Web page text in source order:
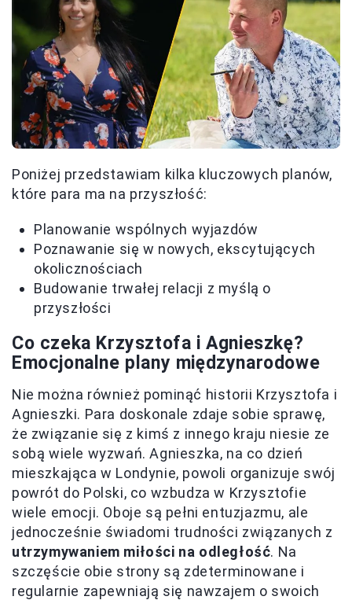
Poniżej przedstawiam kilka kluczowych planów,
które para ma na przyszłość:
Planowanie wspólnych wyjazdów
Poznawanie się w nowych, ekscytujących
okolicznościach
Budowanie trwałej relacji z myślą o
przyszłości
Co czeka Krzysztofa i Agnieszkę?
Emocjonalne plany międzynarodowe
Nie można również pominąć historii Krzysztofa i
Agnieszki. Para doskonale zdaje sobie sprawę,
że związanie się z kimś z innego kraju niesie ze
sobą wiele wyzwań. Agnieszka, na co dzień
mieszkająca w Londynie, powoli organizuje swój
powrót do Polski, co wzbudza w Krzysztofie
wiele emocji. Oboje są pełni entuzjazmu, ale
jednocześnie świadomi trudności związanych z
utrzymywaniem miłości na odległość. Na
szczęście obie strony są zdeterminowane i
regularnie zapewniają się nawzajem o swoich